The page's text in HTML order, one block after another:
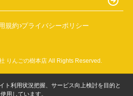
規約 プライバシーポリシー
りんごの樹本店 All Rights Reserved.
ト利用状況把握、サービス向上検討を目的と
用しています。